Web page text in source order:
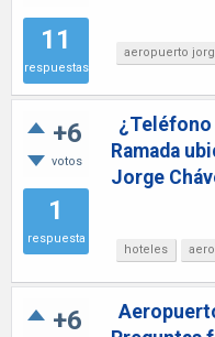
11
respuestas
aeropuerto
+6
votos
1
respuesta
¿Teléfono
Ramada
Jorge
hoteles
+6